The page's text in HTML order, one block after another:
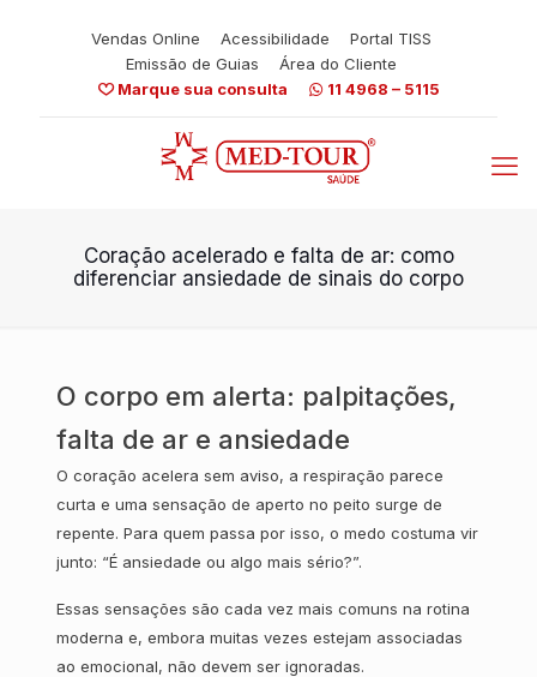
Vendas Online Acessibilidade
Portal TISS
Emissão de Guias
Área do Cliente
Marque sua consulta
11 4968 – 5115
Coração acelerado e falta de ar: como
diferenciar ansiedade de sinais do corpo
O corpo em alerta: palpitações,
falta de ar e ansiedade
O coração acelera sem aviso, a respiração parece
curta e uma sensação de aperto no peito surge de
repente. Para quem passa por isso, o medo costuma vir
junto: “É ansiedade ou algo mais sério?”.
Essas sensações são cada vez mais comuns na rotina
moderna e, embora muitas vezes estejam associadas
ao emocional, não devem ser ignoradas.